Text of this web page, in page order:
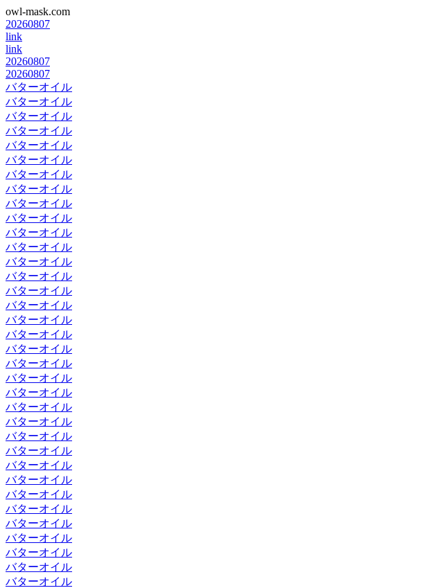
owl-mask.com
20260807
link
link
20260807
20260807
バターオイル
バターオイル
バターオイル
バターオイル
バターオイル
バターオイル
バターオイル
バターオイル
バターオイル
バターオイル
バターオイル
バターオイル
バターオイル
バターオイル
バターオイル
バターオイル
バターオイル
バターオイル
バターオイル
バターオイル
バターオイル
バターオイル
バターオイル
バターオイル
バターオイル
バターオイル
バターオイル
バターオイル
バターオイル
バターオイル
バターオイル
バターオイル
バターオイル
バターオイル
バターオイル